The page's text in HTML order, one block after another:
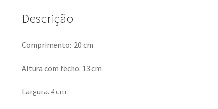
Descrição
Comprimento: 20 cm
Altura com fecho: 13 cm
Largura: 4 cm